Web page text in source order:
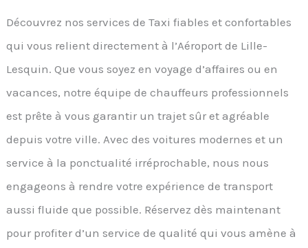
Découvrez nos services de Taxi fiables et confortables
qui vous relient directement à l’Aéroport de Lille-
Lesquin. Que vous soyez en voyage d’affaires ou en
vacances, notre équipe de chauffeurs professionnels
est prête à vous garantir un trajet sûr et agréable
depuis votre ville. Avec des voitures modernes et un
service à la ponctualité irréprochable, nous nous
engageons à rendre votre expérience de transport
aussi fluide que possible. Réservez dès maintenant
pour profiter d’un service de qualité qui vous amène à